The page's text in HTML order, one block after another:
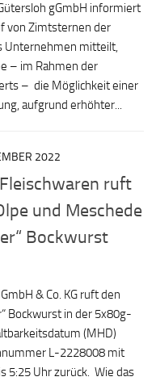
gGmbH informiert
von Zimtsternen der
Unternehmen mitteilt,
– im Rahmen der
– die Möglichkeit einer
aufgrund erhöhter...
2022
ruft
und Meschede
Bockwurst
& Co. KG ruft den
Bockwurst in der 5x80g-
(MHD)
L-2228008 mit
5:25 Uhr zurück. Wie das